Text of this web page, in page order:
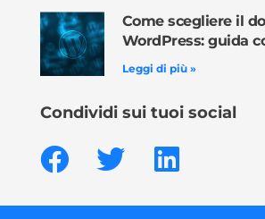
Come scegliere il
WordPress: guida
Leggi di più »
Condividi sui tuoi social